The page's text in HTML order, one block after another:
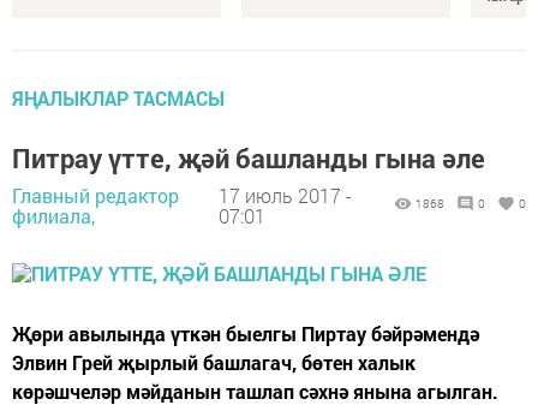
ЯҢАЛЫКЛАР ТАСМАСЫ
Питрау үтте, җәй башланды гына әле
Главный редактор
филиала,
17 июль 2017 -
07:01
1868 0 0
Җөри авылында үткән быелгы Пиртау бәйрәмендә
Элвин Грей җырлый башлагач, бөтен халык
көрәшчеләр мәйданын ташлап сәхнә янына агылган.